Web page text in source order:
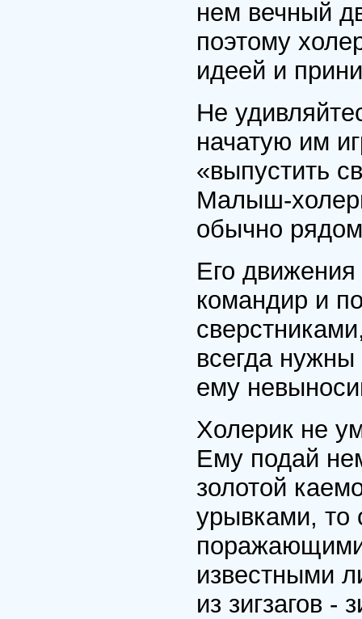
нем вечный
поэтому
идеей и
Не
начатую им
«выпустить
Малыш-
обычно
Его
командир и
всегда
ему
Холерик не
Ему подай
золотой
урывками, то
поражающими
известными
из зигзагов -